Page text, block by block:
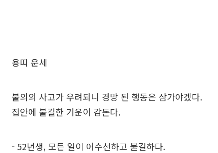
용띠 운세
불의의 사고가 우려되니 경망 된 행동은 삼가야겠다.
집안에 불길한 기운이 감돈다.
- 52년생, 모든 일이 어수선하고 불길하다.